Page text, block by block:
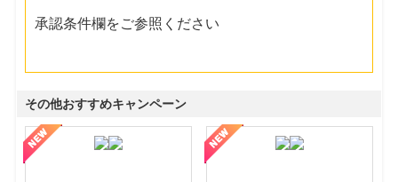
承認条件欄をご参照ください
その他おすすめキャンペーン